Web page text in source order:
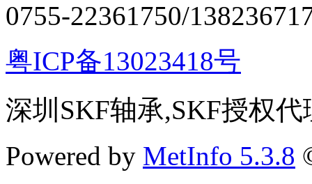
0755-22361750/
粤ICP备13023418号
深圳SKF轴承,SKF授权
Powered by MetInfo 5.3.8